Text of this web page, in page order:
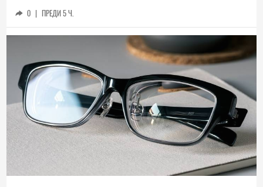
0 | ПРЕДИ 5 Ч.